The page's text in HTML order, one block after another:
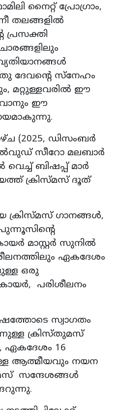
നൈറ്റ് പ്രോഗ്രാം,
തലങ്ങളിൽ
പ്രസക്തി
ദേവന്റെ സ്നേഹം
മറ്റുള്ളവരിൽ ഈ
ഈ
(2025, ഡിസംബർ
സീറോ മലബാർ
ബിഷപ്പ് മാർ
ക്രിസ്മസ് ദൂത്
ക്രിസ്മസ് ഗാനങ്ങൾ,
പുന്നൂസിന്റെ
മാസ്റ്റർ സുനിൽ
ഏകദേശം
ഒരു
പരിശീലനം
സ്വാഗതം
ക്രിസ്തുമസ്
16
ആത്മീയവും നയന
സന്ദേശങ്ങൾ